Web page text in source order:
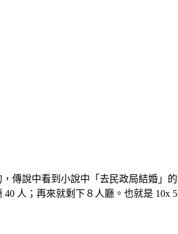
傳說中看到小說中「去民政局結婚」
人；再來就剩下８人廳。也就是